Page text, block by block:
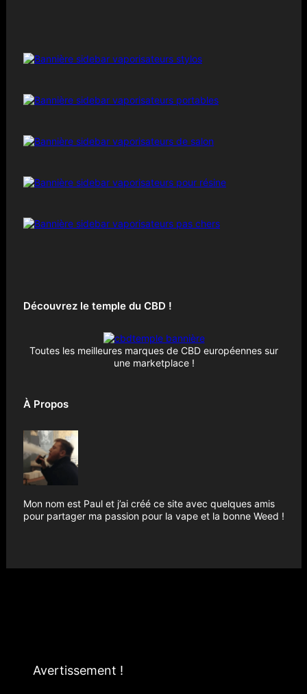
Découvrez le temple du CBD !
Toutes les meilleures marques de CBD européennes sur
une marketplace !
À Propos
Mon nom est Paul et j’ai créé ce site avec quelques amis
pour partager ma passion pour la vape et la bonne Weed !
Avertissement !